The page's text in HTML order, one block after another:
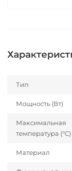
Тип
Мощность (Вт)
Максимальная
температура (°C)
Материал